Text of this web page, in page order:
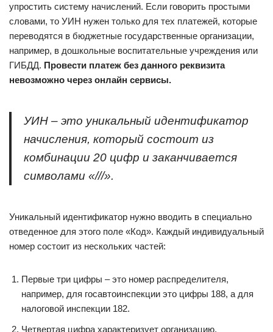
упростить систему начислений. Если говорить простыми
словами, то УИН нужен только для тех платежей, которые
переводятся в бюджетные государственные организации,
например, в дошкольные воспитательные учреждения или
ГИБДД. Провести платеж без данного реквизита
невозможно через онлайн сервисы.
УИН – это уникальный идентификатор
начисления, который состоит из
комбинации 20 цифр и заканчивается
символами «///».
Уникальный идентификатор нужно вводить в специально
отведенное для этого поле «Код». Каждый индивидуальный
номер состоит из нескольких частей:
Первые три цифры – это номер распределителя,
например, для госавтоинспекции это цифры 188, а для
налоговой инспекции 182.
Четвертая цифра характеризует организацию,